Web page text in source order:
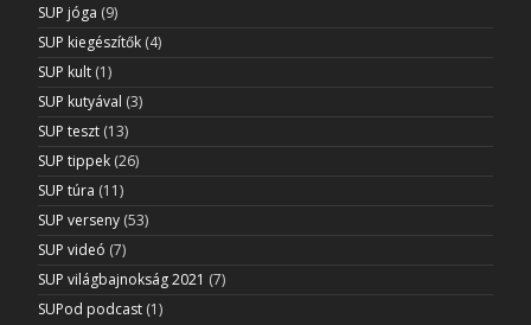
SUP jóga (9)
SUP kiegészítők (4)
SUP kult (1)
SUP kutyával (3)
SUP teszt (13)
SUP tippek (26)
SUP túra (11)
SUP verseny (53)
SUP videó (7)
SUP világbajnokság 2021 (7)
SUPod podcast (1)